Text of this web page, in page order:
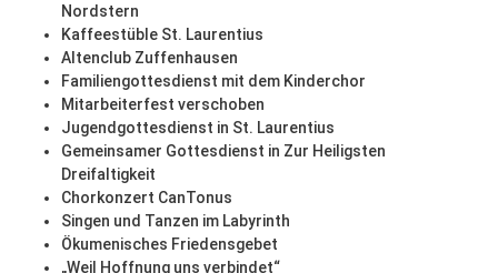
Nordstern
Kaffeestüble St. Laurentius
Altenclub Zuffenhausen
Familiengottesdienst mit dem Kinderchor
Mitarbeiterfest verschoben
Jugendgottesdienst in St. Laurentius
Gemeinsamer Gottesdienst in Zur Heiligsten
Dreifaltigkeit
Chorkonzert CanTonus
Singen und Tanzen im Labyrinth
Ökumenisches Friedensgebet
„Weil Hoffnung uns verbindet“